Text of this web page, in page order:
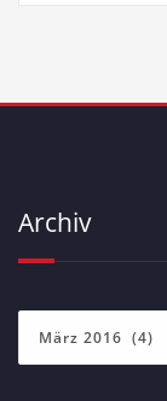
Archiv